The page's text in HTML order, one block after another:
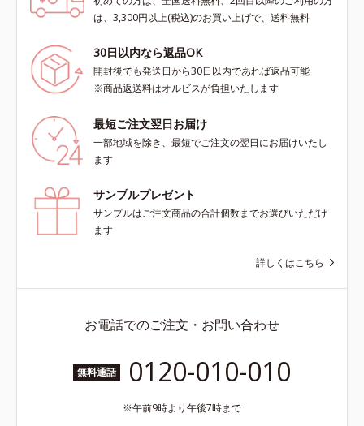
は、3,300円以上(税込)のお買い上げで、送料無料
30日以内なら返品OK
開封後でも発送日から30日以内であれば返品可能
※商品返送料はオルビスが負担いたします
最短ご注文翌日お届け
一部地域を除き、最短でご注文の翌日にお届けいたし
ます
サンプルプレゼント
サンプルはご注文商品の合計個数までお選びいただけ
ます
詳しくはこちら
お電話でのご注文・お問い合わせ
無料通話 0120-010-010
午前9時より午後7時まで